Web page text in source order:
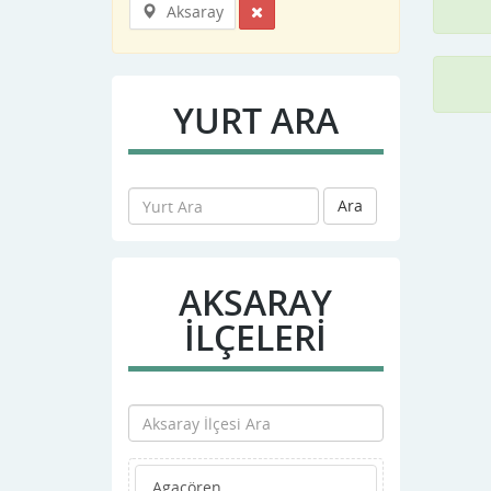
Aksaray
YURT ARA
Ara
AKSARAY
İLÇELERİ